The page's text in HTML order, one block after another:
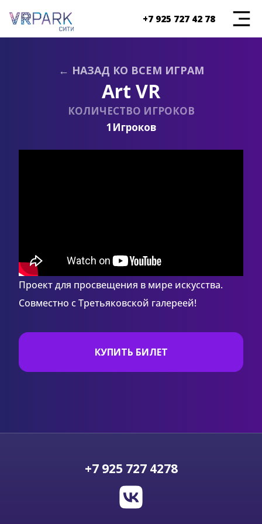
+7 925 727 42 78
← НАЗАД КО ВСЕМ ИГРАМ
Art VR
КОЛИЧЕСТВО ИГРОКОВ
1 Игроков
Проект для просвещения в мире искусства.
Совместно с Третьяковской галереей!
КУПИТЬ БИЛЕТ
+7 925 727 4278